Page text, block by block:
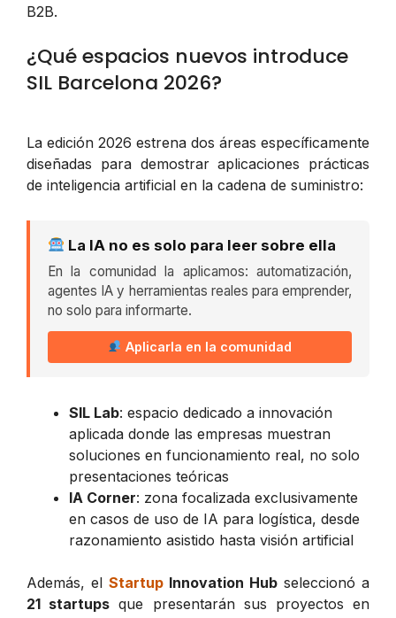
B2B.
¿Qué espacios nuevos introduce
SIL Barcelona 2026?
La edición 2026 estrena dos áreas específicamente
diseñadas para demostrar aplicaciones prácticas
de inteligencia artificial en la cadena de suministro:
La IA no es solo para leer sobre ella
En la comunidad la aplicamos: automatización,
agentes IA y herramientas reales para emprender,
no solo para informarte.
Aplicarla en la comunidad
SIL Lab: espacio dedicado a innovación
aplicada donde las empresas muestran
soluciones en funcionamiento real, no solo
presentaciones teóricas
IA Corner: zona focalizada exclusivamente
en casos de uso de IA para logística, desde
razonamiento asistido hasta visión artificial
Además, el Startup Innovation Hub seleccionó a
21 startups que presentarán sus proyectos en